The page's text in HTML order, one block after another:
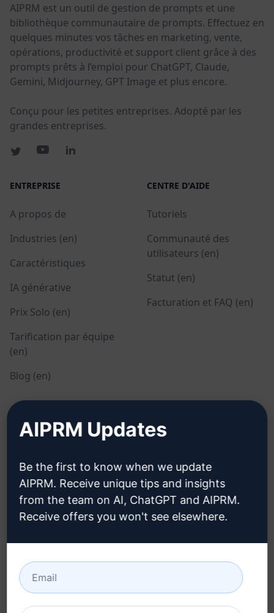
AIPRM est un outil de gestion de prompts et une
bibliothèque communautaire de prompts. Effectuez en
quelques minutes vos tâches en marketing, vente,
opérations, productivité et support client grâce à des
prompts prêts à l’emploi pour ChatGPT, Claude,
Gemini, Midjourney, GPT Image et plus encore.
Conçu pour les petites entreprises. Adopté par les
grandes entreprises.
ENTREPRISE
A propos de
Industries (en)
Caractéristiques
IA générative
Prix Solo (en)
Tarification par équipe
(en)
Blog (en)
CENTRE D'AIDE
Tutoriels
Communauté des
utilisateurs (en)
Statut (en)
Facturation et FAQ (en)
confidentialité (en)
Politique d'utilisation
acceptable (en)
Conditions d'utilisation
(en)
Termes relatifs aux
extensions de navigateur
(en)
Google Chrome
Microsoft Edge
AIPRM Updates
Be the first to know when we update
AIPRM. Receive unique tips and insights
from the team on AI, ChatGPT and AIPRM.
Receive offers you won't see elsewhere.